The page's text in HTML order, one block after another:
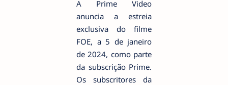
A Prime Video
anuncia a estreia
exclusiva do filme
FOE, a 5 de janeiro
de 2024, como parte
da subscrição Prime.
Os subscritores da